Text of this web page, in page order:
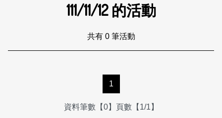
111/11/12 的活動
共有 0 筆活動
1
資料筆數【0】頁數【1/1】